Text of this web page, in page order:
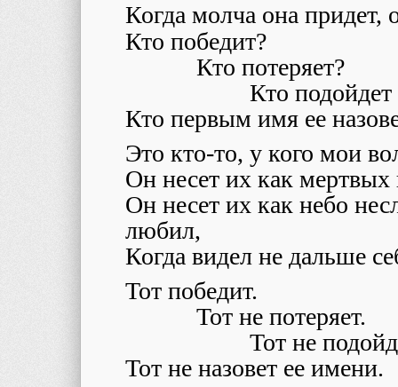
Когда молча она придет,
Кто победит?
Кто потеряет?
Кто
Кто первым имя ее
Это кто-то, у кого мои
Он несет их как мертвых
Он несет их как небо
любил,
Когда видел не дальше
Тот победит.
Тот не потеряет.
Тот не
Тот не назовет ее имени.